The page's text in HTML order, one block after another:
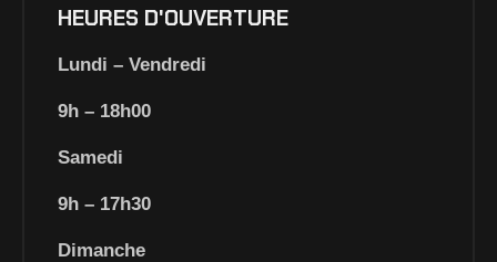
HEURES D'OUVERTURE
Lundi – Vendredi
9h – 18h00
Samedi
9h – 17h30
Dimanche